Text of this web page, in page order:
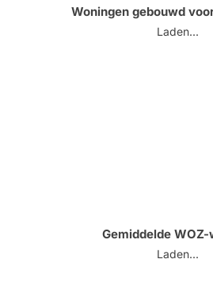
Woningen gebouwd
Laden...
Gemiddelde
Laden...